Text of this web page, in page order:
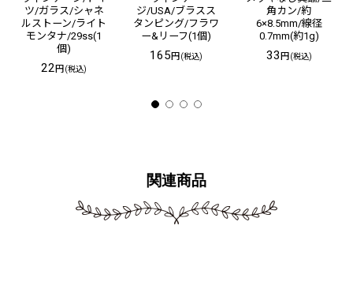
ツ/ガラス/シャネ
ルストーン/ライト
モンタナ/29ss(1
個)
22円(税込)
ジ/USA/ブラスス
タンピング/フラワ
ー&リーフ(1個)
165円(税込)
角カン/約
6×8.5mm/線径
0.7mm(約1g)
33円(税込)
関連商品